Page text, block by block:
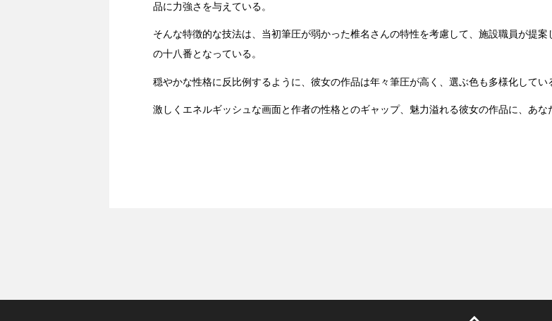
品に力強さを与えている。
そんな特徴的な技法は、当初筆圧が弱かった椎名さんの特性を考慮して、施設職員が提
の十八番となっている。
穏やかな性格に反比例するように、彼女の作品は年々筆圧が高く、選ぶ色も多様化してい
激しくエネルギッシュな画面と作者の性格とのギャップ、魅力溢れる彼女の作品に、あな